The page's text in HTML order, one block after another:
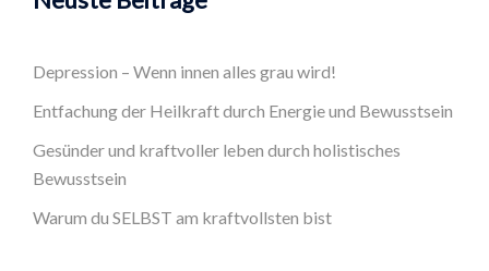
Depression – Wenn innen alles grau wird!
Entfachung der Heilkraft durch Energie und Bewusstsein
Gesünder und kraftvoller leben durch holistisches
Bewusstsein
Warum du SELBST am kraftvollsten bist